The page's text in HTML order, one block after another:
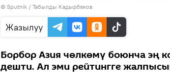
© Sputnik / Табылды Кадырбеков
Жазылуу
Борбор Азия чөлкөмү боюнча эң
дешти. Ал эми рейтингге